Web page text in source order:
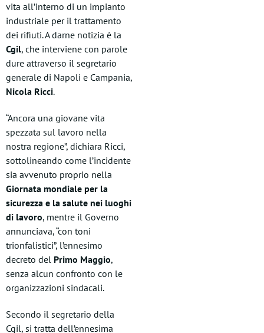
vita all’interno di un impianto
industriale per il trattamento
dei rifiuti. A darne notizia è la
Cgil, che interviene con parole
dure attraverso il segretario
generale di Napoli e Campania,
Nicola Ricci.
“Ancora una giovane vita
spezzata sul lavoro nella
nostra regione”, dichiara Ricci,
sottolineando come l’incidente
sia avvenuto proprio nella
Giornata mondiale per la
sicurezza e la salute nei luoghi
di lavoro, mentre il Governo
annunciava, “con toni
trionfalistici”, l’ennesimo
decreto del Primo Maggio,
senza alcun confronto con le
organizzazioni sindacali.
Secondo il segretario della
Cgil, si tratta dell’ennesima